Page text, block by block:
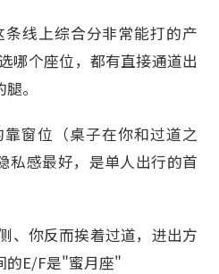
条线上综合分非常能打的产
哪个座位，都有直接通道出
。
窗位（桌子在你和过道之
私感最好，是单人出行的首
、你反而挨着过道，进出方
的E/F是"蜜月座"